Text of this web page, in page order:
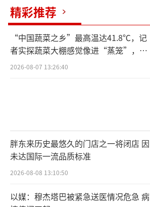
精彩推荐
“中国蔬菜之乡”最高温达41.8℃，记
者实探蔬菜大棚感觉像进“蒸笼”，有
村民称只能凌晨两点起来干活
2026-08-07 13:26:40
胖东来历史最悠久的门店之一将闭店 因
未达国际一流品质标准
2026-08-08 13:10:50
以媒：穆杰塔巴被紧急送医情况危急 病